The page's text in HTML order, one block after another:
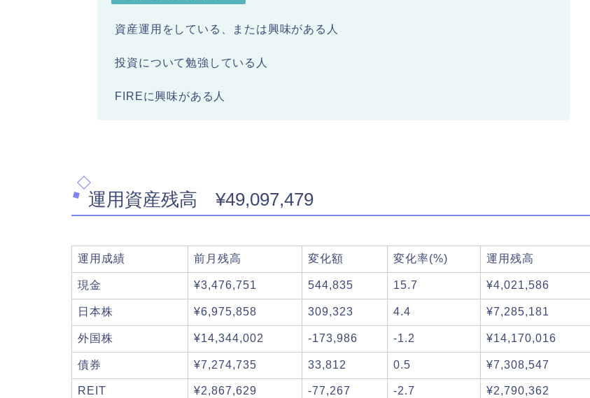
資産運用をしている、または興味がある人
投資について勉強している人
FIREに興味がある人
運用資産残高 ¥49,097,479
運用成績 前月残高 変化額 変化率(%) 運用残高
現金 ¥3,476,751 544,835 15.7 ¥4,021,586
日本株 ¥6,975,858 309,323 4.4 ¥7,285,181
外国株 ¥14,344,002 -173,986 -1.2 ¥14,170,016
債券 ¥7,274,735 33,812 0.5 ¥7,308,547
REIT ¥2,867,629 -77,267 -2.7 ¥2,790,362